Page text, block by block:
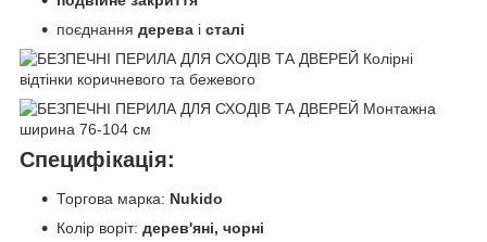
поєднання дерева і сталі
Специфікація:
Торгова марка: Nukido
Колір воріт: дерев'яні, чорні